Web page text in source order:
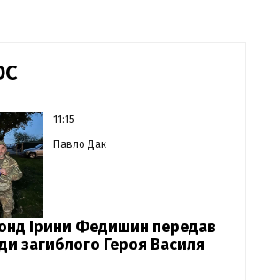
11:15
Павло Дак
Ірини Федишин передав
загиблого Героя Василя